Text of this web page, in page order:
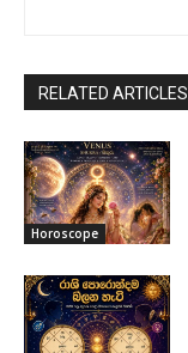
RELATED ARTICLES
Horoscope